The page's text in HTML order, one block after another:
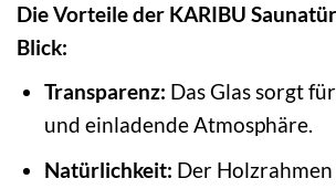
Die Vorteile der KARIBU
Blick:
Transparenz: Das Glas sorgt
und einladende Atmosphäre.
Natürlichkeit: Der